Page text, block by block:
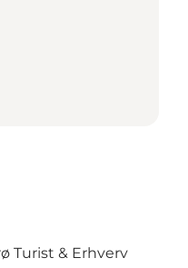
Turist & Erhverv